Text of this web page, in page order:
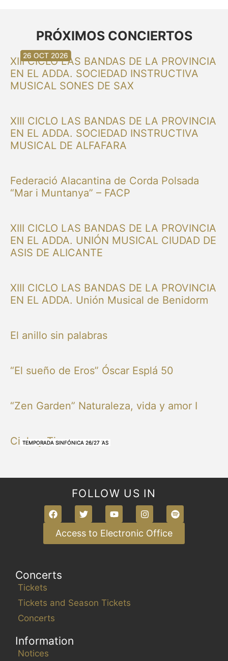
PRÓXIMOS CONCIERTOS
XIII CICLO LAS BANDAS DE LA PROVINCIA
EN EL ADDA. SOCIEDAD INSTRUCTIVA
MUSICAL SONES DE SAX
30 AUG 2026
NUESTRAS BANDAS Y ORQUESTAS
XIII CICLO LAS BANDAS DE LA PROVINCIA
EN EL ADDA. SOCIEDAD INSTRUCTIVA
MUSICAL DE ALFAFARA
30 AUG 2026
NUESTRAS BANDAS Y ORQUESTAS
Federació Alacantina de Corda Polsada
“Mar i Muntanya” – FACP
13 SEP 2026
OTRAS MÚSICAS
XIII CICLO LAS BANDAS DE LA PROVINCIA
EN EL ADDA. UNIÓN MUSICAL CIUDAD DE
ASIS DE ALICANTE
20 SEP 2026
NUESTRAS BANDAS Y ORQUESTAS
XIII CICLO LAS BANDAS DE LA PROVINCIA
EN EL ADDA. Unión Musical de Benidorm
20 SEP 2026
NUESTRAS BANDAS Y ORQUESTAS
El anillo sin palabras
26 SEP 2026
TEMPORADA SINFÓNICA 26/27
“El sueño de Eros” Óscar Esplá 50
03 OCT 2026
TEMPORADA SINFÓNICA 26/27
“Zen Garden” Naturaleza, vida y amor I
16 OCT 2026
TEMPORADA SINFÓNICA 26/27
Cielo y Tierra
26 OCT 2026
TEMPORADA SINFÓNICA 26/27
FOLLOW US IN
Access to Electronic Office
Concerts
Tickets
Tickets and Season Tickets
Concerts
Information
Notices